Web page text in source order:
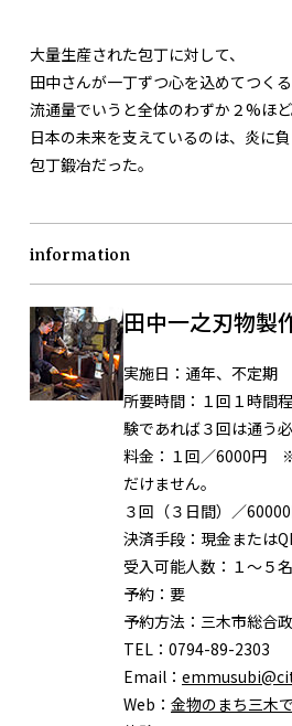
大量生産された包丁に対して、
田中さんが一丁ずつ心を込めてつく
流通量でいうと全体のわずか２%ほど
日本の未来を支えているのは、炎に
包丁鍛冶だった。
information
田中一之刃物製
実施日： 通年、不定期
所要時間： １回１時間
験であれば３回は通う
料金： １回／6000円
だけません。
３回（３日間）／
決済手段： 現金または
受入可能人数： １～５
予約： 要
予約方法： 三木市総合
TEL： 0794-89-2303
Email：
Web： 金物のまち三木